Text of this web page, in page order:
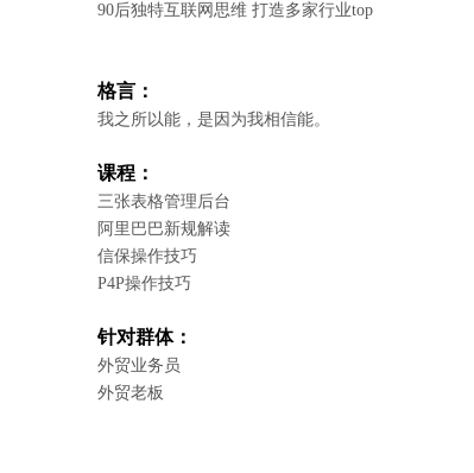
90后独特互联网思维 打造多家行业top
格言：
我之所以能，是因为我相信能。
课程：
三张表格管理后台
阿里巴巴新规解读
信保操作技巧
P4P操作技巧
针对群体：
外贸业务员
外贸老板